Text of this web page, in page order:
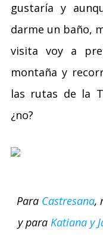
gustaría y
darme un baño,
visita voy a
montaña y
las rutas de la
¿no?
Para Castresana,
y para Katiana y